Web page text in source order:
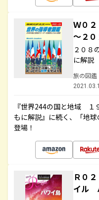
Ｗ０
～２
２０８
に解説
旅の図鑑
『世界244の国と地域 １
もに解説』に続く、「地
登場！
Ｒ０
イル